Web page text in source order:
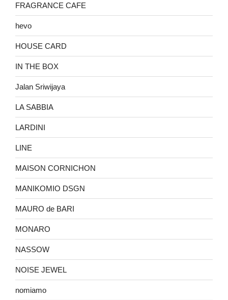
FRAGRANCE CAFE
hevo
HOUSE CARD
IN THE BOX
Jalan Sriwijaya
LA SABBIA
LARDINI
LINE
MAISON CORNICHON
MANIKOMIO DSGN
MAURO de BARI
MONARO
NASSOW
NOISE JEWEL
nomiamo